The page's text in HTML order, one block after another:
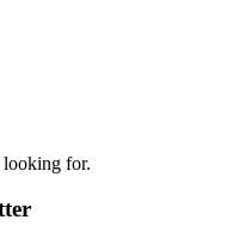
looking for.